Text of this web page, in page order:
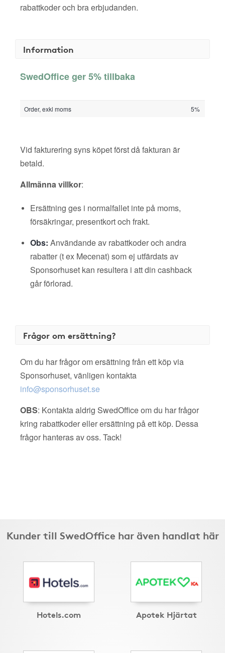
rabattkoder och bra erbjudanden.
Information
SwedOffice ger 5% tillbaka
Order, exkl moms 5%
Vid fakturering syns köpet först då fakturan är
betald.
Allmänna villkor:
Ersättning ges i normalfallet inte på moms,
försäkringar, presentkort och frakt.
Obs: Användande av rabattkoder och andra
rabatter (t ex Mecenat) som ej utfärdats av
Sponsorhuset kan resultera i att din cashback
går förlorad.
Frågor om ersättning?
Om du har frågor om ersättning från ett köp via
Sponsorhuset, vänligen kontakta
info@sponsorhuset.se
OBS: Kontakta aldrig SwedOffice om du har frågor
kring rabattkoder eller ersättning på ett köp. Dessa
frågor hanteras av oss. Tack!
Kunder till SwedOffice har även handlat här
Hotels.com Apotek Hjärtat